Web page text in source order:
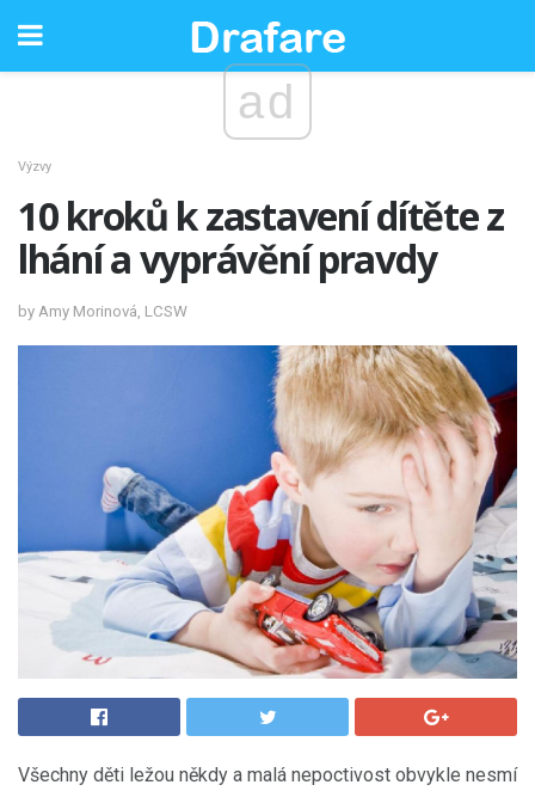
ad
Výzvy
10 kroků k zastavení dítěte z
lhání a vyprávění pravdy
by Amy Morinová, LCSW
Všechny děti ležou někdy a malá nepoctivost obvykle nesmí